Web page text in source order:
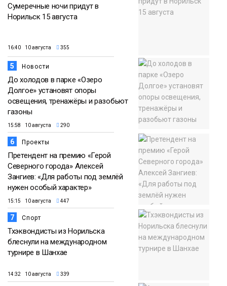
Сумеречные ночи придут в
Норильск 15 августа
16:40 10 августа 355
5 Новости
До холодов в парке «Озеро
Долгое» установят опоры
освещения, тренажёры и разобьют
газоны
15:58 10 августа 290
6 Проекты
Претендент на премию «Герой
Северного города» Алексей
Зангиев: «Для работы под землёй
нужен особый характер»
15:15 10 августа 447
7 Спорт
Тхэквондисты из Норильска
блеснули на международном
турнире в Шанхае
14:32 10 августа 339